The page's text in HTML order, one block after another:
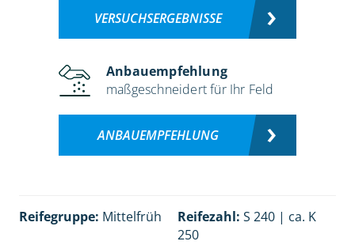
VERSUCHSERGEBNISSE
Anbauempfehlung
maßgeschneidert für Ihr Feld
ANBAUEMPFEHLUNG
Reifegruppe: Mittelfrüh Reifezahl: S 240 | ca. K
250